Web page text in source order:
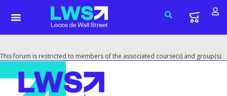
This forum is restricted to members of the associated course(s) and group(s).